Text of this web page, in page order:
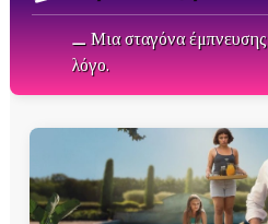
⚊ Μια σταγόνα
λόγο.